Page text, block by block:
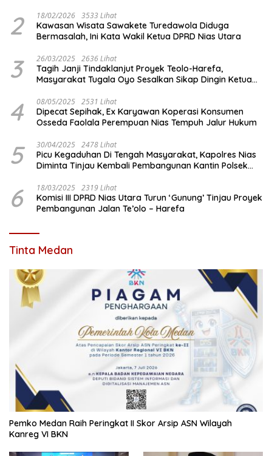
2 18/02/2026 3533 Lihat
Kawasan Wisata Sawakete Turedawola Diduga
Bermasalah, Ini Kata Wakil Ketua DPRD Nias Utara
3 26/03/2025 2636 Lihat
Tagih Janji Tindaklanjut Proyek Teolo-Harefa,
Masyarakat Tugala Oyo Sesalkan Sikap Dingin Ketua
4 08/05/2025 2531 Lihat
Dipecat Sepihak, Ex Karyawan Koperasi Konsumen
Osseda Faolala Perempuan Nias Tempuh Jalur Hukum
5 30/04/2025 2478 Lihat
Picu Kegaduhan Di Tengah Masyarakat, Kapolres Nias
Diminta Tinjau Kembali Pembangunan Kantin Polsek
6 18/03/2025 2319 Lihat
Komisi III DPRD Nias Utara Turun ‘Gunung’ Tinjau Proyek
Pembangunan Jalan Te’olo – Harefa
Tinta Medan
Pemko Medan Raih Peringkat II Skor Arsip ASN Wilayah
Kanreg VI BKN